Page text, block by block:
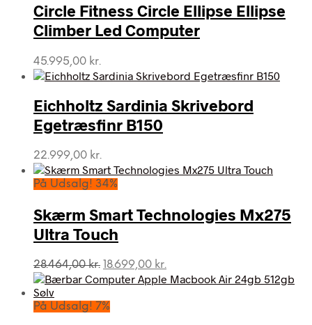
Circle Fitness Circle Ellipse Ellipse
Climber Led Computer
45.995,00 kr.
Eichholtz Sardinia Skrivebord
Egetræsfinr B150
22.999,00 kr.
På Udsalg! 34%
Skærm Smart Technologies Mx275
Ultra Touch
28.464,00kr. Den
oprindelige
var:
18.699,00 kr.
aktuelle
På Udsalg! 7%